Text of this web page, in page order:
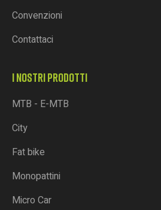
Convenzioni
Contattaci
I NOSTRI PRODOTTI
MTB - E-MTB
City
Fat bike
Monopattini
Micro Car